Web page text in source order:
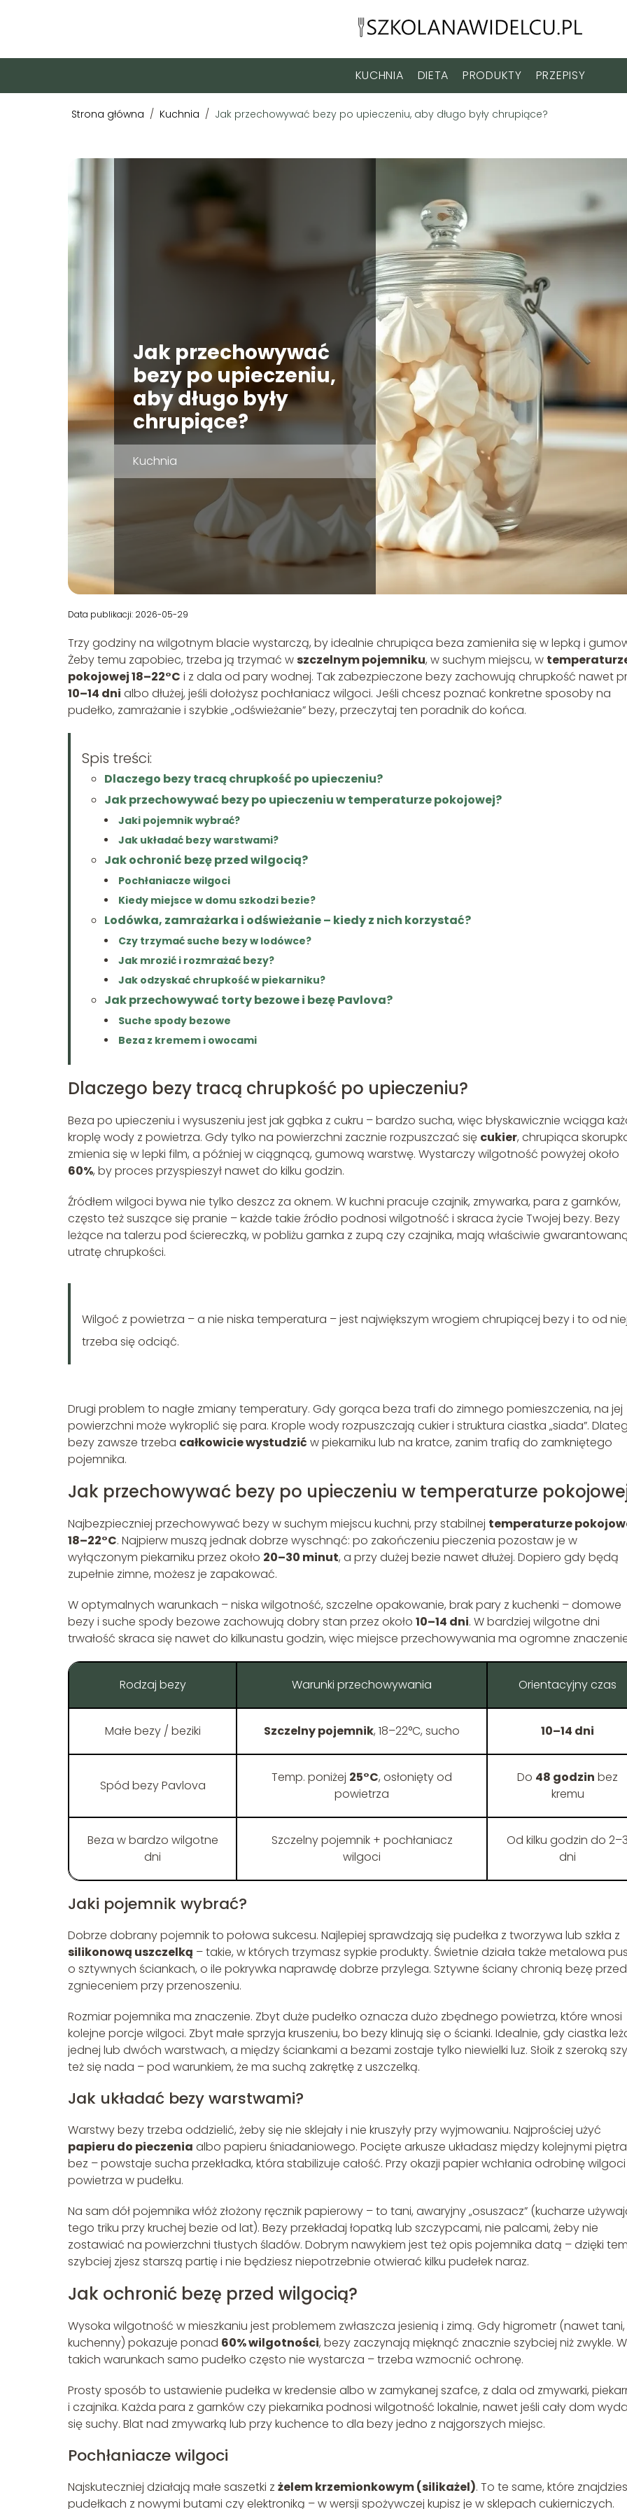
KUCHNIA DIETA PRODUKTY PRZEPISY
Strona główna / Kuchnia / Jak przechowywać bezy po upieczeniu, aby długo były chrupiące?
Jak przechowywać
bezy po upieczeniu,
aby długo były
chrupiące?
Kuchnia
Data publikacji: 2026-05-29
Trzy godziny na wilgotnym blacie wystarczą, by idealnie chrupiąca beza zamieniła się w lepką i
Żeby temu zapobiec, trzeba ją trzymać wszczelnym pojemniku, w suchym miejscu, w
pokojowej 18–22°C i z dala od pary wodnej. Tak zabezpieczone bezy zachowują chrupkość nawet
10–14 dni albo dłużej, jeśli dołożysz pochłaniacz wilgoci. Jeśli chcesz poznać konkretne sposoby na
pudełko, zamrażanie i szybkie „odświeżanie” bezy, przeczytaj ten poradnik do końca.
Spis treści:
Dlaczego bezy tracą chrupkość po upieczeniu?
Jak przechowywać bezy po upieczeniu w temperaturze pokojowej?
Jaki pojemnik wybrać?
Jak układać bezy warstwami?
Jak ochronić bezę przed wilgocią?
Pochłaniacze wilgoci
Kiedy miejsce w domu szkodzi bezie?
Lodówka, zamrażarka i odświeżanie – kiedy z nich korzystać?
Czy trzymać suche bezy w lodówce?
Jak mrozić i rozmrażać bezy?
Jak odzyskać chrupkość w piekarniku?
Jak przechowywać torty bezowe i bezę Pavlova?
Suche spody bezowe
Beza z kremem i owocami
Dlaczego bezy tracą chrupkość po upieczeniu?
Beza po upieczeniu i wysuszeniu jest jak gąbka z cukru – bardzo sucha, więc błyskawicznie wciąga
kroplę wody z powietrza. Gdy tylko na powierzchni zacznie rozpuszczać się cukier, chrupiąca
zmienia się w lepki film, a później w ciągnącą, gumową warstwę. Wystarczy wilgotność powyżej około
60%, by proces przyspieszył nawet do kilku godzin.
Źródłem wilgoci bywa nie tylko deszcz za oknem. W kuchni pracuje czajnik, zmywarka, para z garnków,
często też suszące się pranie – każde takie źródło podnosi wilgotność i skraca życie Twojej bezy. Bezy
leżące na talerzu pod ściereczką, w pobliżu garnka z zupą czy czajnika, mają właściwie
utratę chrupkości.
Wilgoć z powietrza – a nie niska temperatura – jest największym wrogiem chrupiącej bezy i to od
trzeba się odciąć.
Drugi problem to nagłe zmiany temperatury. Gdy gorąca beza trafi do zimnego pomieszczenia, na jej
powierzchni może wykroplić się para. Krople wody rozpuszczają cukier i struktura ciastka „siada”.
bezy zawsze trzeba całkowicie wystudzić w piekarniku lub na kratce, zanim trafią do zamkniętego
pojemnika.
Jak przechowywać bezy po upieczeniu w temperaturze
Najbezpieczniej przechowywać bezy w suchym miejscu kuchni, przy stabilnej temperaturze
18–22°C. Najpierw muszą jednak dobrze wyschnąć: po zakończeniu pieczenia pozostaw je w
wyłączonym piekarniku przez około 20–30 minut, a przy dużej bezie nawet dłużej. Dopiero gdy będą
zupełnie zimne, możesz je zapakować.
W optymalnych warunkach – niska wilgotność, szczelne opakowanie, brak pary z kuchenki – domowe
bezy i suche spody bezowe zachowują dobry stan przez około 10–14 dni. W bardziej wilgotne dni
trwałość skraca się nawet do kilkunastu godzin, więc miejsce przechowywania ma ogromne
Rodzaj bezy Warunki przechowywania Orientacyjny czas
Małe bezy / beziki Szczelny pojemnik, 18–22°C, sucho 10–14 dni
Spód bezy Pavlova
Temp. poniżej 25°C, osłonięty od
powietrza
Do 48 godzin bez
kremu
Beza w bardzo wilgotne
dni
Szczelny pojemnik + pochłaniacz
wilgoci
Od kilku godzin do
dni
Jaki pojemnik wybrać?
Dobrze dobrany pojemnik to połowa sukcesu. Najlepiej sprawdzają się pudełka z tworzywa lub szkła z
silikonową uszczelką – takie, w których trzymasz sypkie produkty. Świetnie działa także metalowa
o sztywnych ściankach, o ile pokrywka naprawdę dobrze przylega. Sztywne ściany chronią bezę przed
zgnieceniem przy przenoszeniu.
Rozmiar pojemnika ma znaczenie. Zbyt duże pudełko oznacza dużo zbędnego powietrza, które wnosi
kolejne porcje wilgoci. Zbyt małe sprzyja kruszeniu, bo bezy klinują się o ścianki. Idealnie, gdy ciastka
jednej lub dwóch warstwach, a między ściankami a bezami zostaje tylko niewielki luz. Słoik z szeroką
też się nada – pod warunkiem, że ma suchą zakrętkę z uszczelką.
Jak układać bezy warstwami?
Warstwy bezy trzeba oddzielić, żeby się nie sklejały i nie kruszyły przy wyjmowaniu. Najprościej użyć
papieru do pieczenia albo papieru śniadaniowego. Pocięte arkusze układasz między kolejnymi
bez – powstaje sucha przekładka, która stabilizuje całość. Przy okazji papier wchłania odrobinę
powietrza w pudełku.
Na sam dół pojemnika włóż złożony ręcznik papierowy – to tani, awaryjny „osuszacz” (kucharze
tego triku przy kruchej bezie od lat). Bezy przekładaj łopatką lub szczypcami, nie palcami, żeby nie
zostawiać na powierzchni tłustych śladów. Dobrym nawykiem jest też opis pojemnika datą – dzięki
szybciej zjesz starszą partię i nie będziesz niepotrzebnie otwierać kilku pudełek naraz.
Jak ochronić bezę przed wilgocią?
Wysoka wilgotność w mieszkaniu jest problemem zwłaszcza jesienią i zimą. Gdy higrometr (nawet tani,
kuchenny) pokazuje ponad 60% wilgotności, bezy zaczynają mięknąć znacznie szybciej niż zwykle. W
takich warunkach samo pudełko często nie wystarcza – trzeba wzmocnić ochronę.
Prosty sposób to ustawienie pudełka w kredensie albo w zamykanej szafce, z dala od zmywarki,
i czajnika. Każda para z garnków czy piekarnika podnosi wilgotność lokalnie, nawet jeśli cały dom
się suchy. Blat nad zmywarką lub przy kuchence to dla bezy jedno z najgorszych miejsc.
Pochłaniacze wilgoci
Najskuteczniej działają małe saszetki z żelem krzemionkowym (silikażel). To te same, które
pudełkach z nowymi butami czy elektroniką – w wersji spożywczej kupisz je w sklepach cukierniczych.